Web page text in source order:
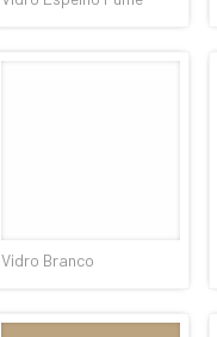
Vidro Branco